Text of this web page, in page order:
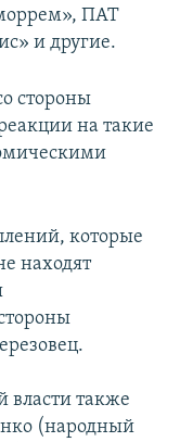
ПАТ
и другие.
стороны
на такие
которые
находят
власти также
(народный